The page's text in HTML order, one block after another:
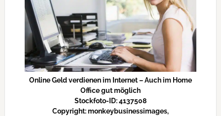
Online Geld verdienen im Internet – Auch im Home
Office gut möglich
Stockfoto-ID: 4137508
Copyright: monkeybusinessimages,